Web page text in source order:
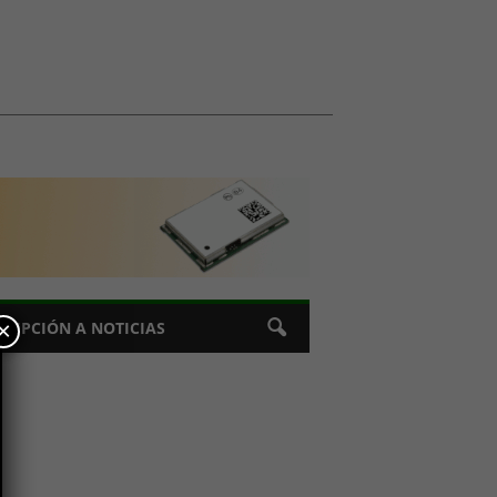
A NOTICIAS